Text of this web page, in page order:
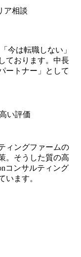
ア相談
今は転職しない」
ております。中長
ートナー」として
い評価
ィングファームの
。そうした質の高
コンサルティング
います。